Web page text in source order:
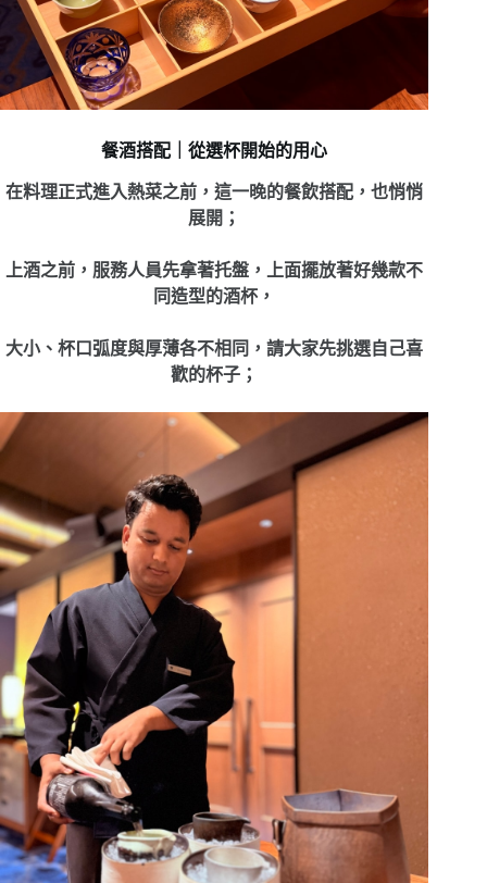
餐酒搭配｜從選杯開始的用心
在料理正式進入熱菜之前，這一晚的餐飲搭配，也悄悄
展開；
上酒之前，服務人員先拿著托盤，上面擺放著好幾款不
同造型的酒杯，
大小、杯口弧度與厚薄各不相同，請大家先挑選自己喜
歡的杯子；